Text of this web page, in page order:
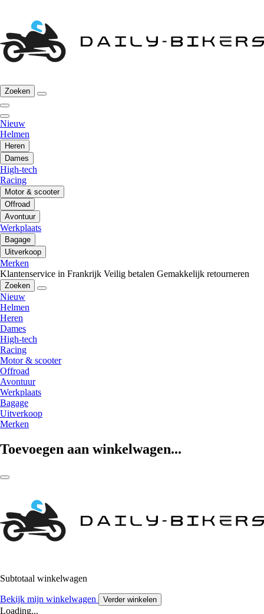
Zoeken
Nieuw
Helmen
Heren
Dames
High-tech
Racing
Motor & scooter
Offroad
Avontuur
Werkplaats
Bagage
Uitverkoop
Merken
Klantenservice in Frankrijk Veilig betalen Gemakkelijk retourneren
Zoeken
Nieuw
Helmen
Heren
Dames
High-tech
Racing
Motor & scooter
Offroad
Avontuur
Werkplaats
Bagage
Uitverkoop
Merken
Toevoegen aan winkelwagen...
Subtotaal winkelwagen
Bekijk mijn winkelwagen Verder winkelen
Loading...